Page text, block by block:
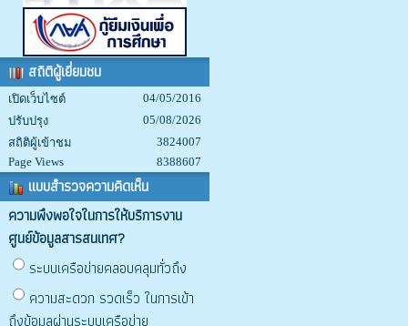
สถิติผู้เยี่ยมชม
เปิดเว็บไซต์
04/05/2016
ปรับปรุง
05/08/2026
สถิติผู้เข้าชม
3824007
Page Views
8388607
แบบสำรวจความคิดเห็น
ความพึงพอใจในการให้บริการงาน
ศูนย์ข้อมูลสารสนเทศ?
ระบบเครือข่ายคลอบคลุมทั่วถึง
ความสะดวก รวดเร็ว ในการเข้า
ถึงข้อมูลผ่านระบบเครือข่าย